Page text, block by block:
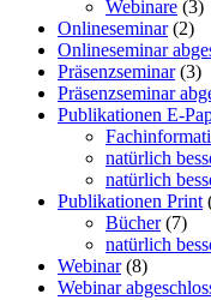
Webinare (3)
Onlineseminar (2)
Onlineseminar
Präsenzseminar (3)
Präsenzseminar
Publikationen E-
natürlich
natürlich
Publikationen Print
Bücher (7)
natürlich
Webinar (8)
Webinar